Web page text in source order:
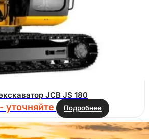
JCB JS 180
уточняйте Подробнее